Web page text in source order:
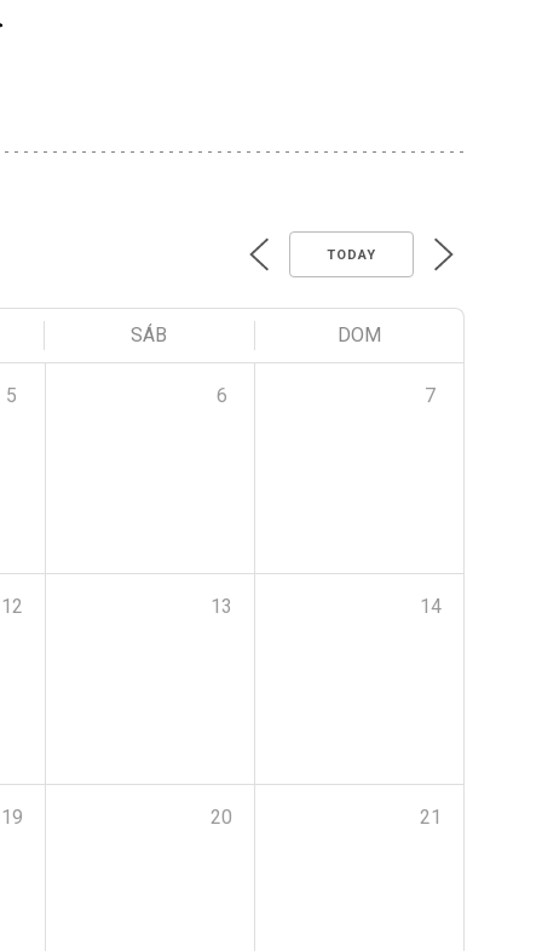
TODAY
SÁB DOM
5 6 7
12 13 14
19 20 21